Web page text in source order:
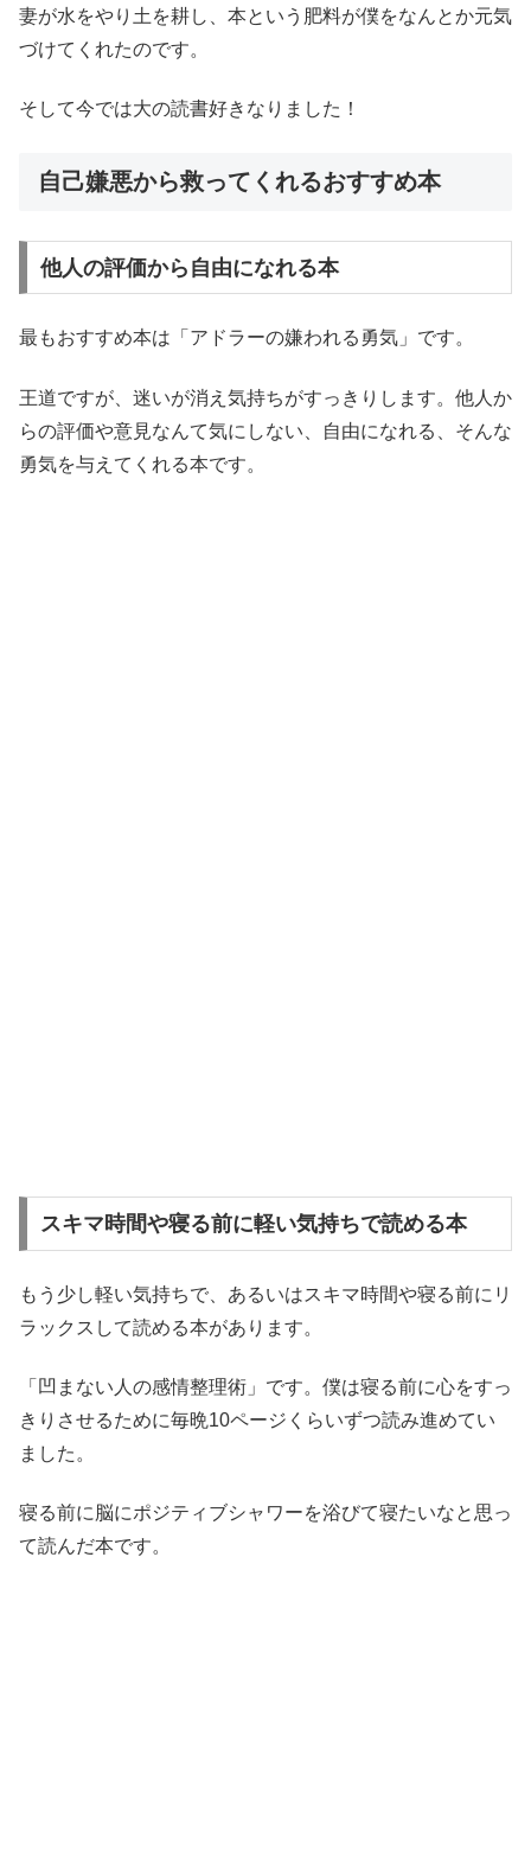
妻が水をやり土を耕し、本という肥料が僕をなんとか元気
づけてくれたのです。
そして今では大の読書好きなりました！
自己嫌悪から救ってくれるおすすめ本
他人の評価から自由になれる本
最もおすすめ本は「アドラーの嫌われる勇気」です。
王道ですが、迷いが消え気持ちがすっきりします。他人か
らの評価や意見なんて気にしない、自由になれる、そんな
勇気を与えてくれる本です。
スキマ時間や寝る前に軽い気持ちで読める本
もう少し軽い気持ちで、あるいはスキマ時間や寝る前にリ
ラックスして読める本があります。
「凹まない人の感情整理術」です。僕は寝る前に心をすっ
きりさせるために毎晩10ページくらいずつ読み進めてい
ました。
寝る前に脳にポジティブシャワーを浴びて寝たいなと思っ
て読んだ本です。